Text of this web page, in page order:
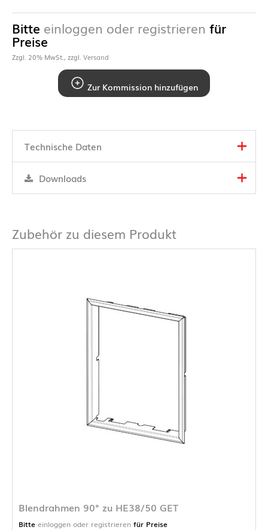
Bitte einloggen oder registrieren für
Preise
Zzgl. 20% MwSt., zzgl. Versand
Zur Kommission hinzufügen
Technische Daten
Downloads
Zubehör zu diesem Produkt
Blendrahmen 90° zu HE38/50 GET
Bitte einloggen oder registrieren für Preise